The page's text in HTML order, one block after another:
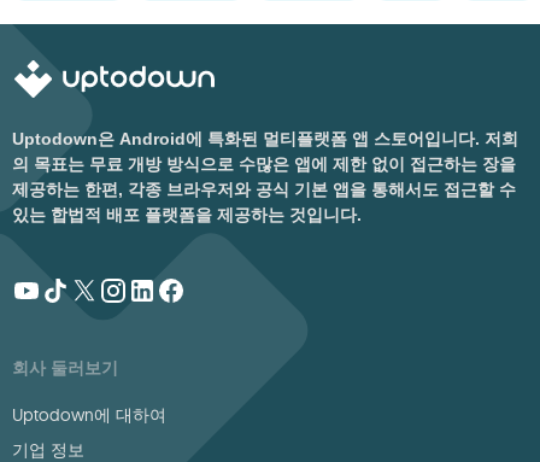
Uptodown은 Android에 특화된 멀티플랫폼 앱 스토어입니다. 저희
의 목표는 무료 개방 방식으로 수많은 앱에 제한 없이 접근하는 장을
제공하는 한편, 각종 브라우저와 공식 기본 앱을 통해서도 접근할 수
있는 합법적 배포 플랫폼을 제공하는 것입니다.
회사 둘러보기
Uptodown에 대하여
기업 정보